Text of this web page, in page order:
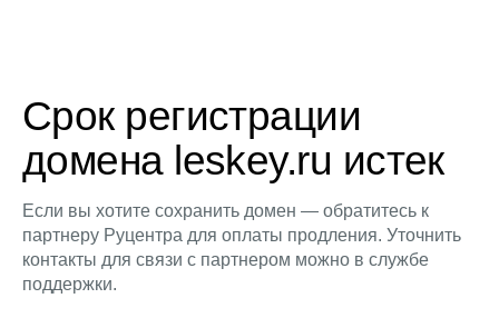
Срок регистрации
домена leskey.ru истек
Если вы хотите сохранить домен — обратитесь к
партнеру Руцентра для оплаты продления. Уточнить
контакты для связи с партнером можно в службе
поддержки.